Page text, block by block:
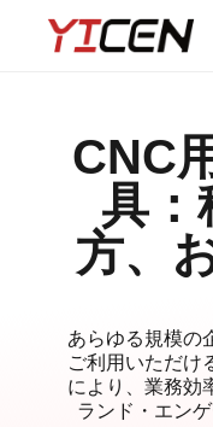
CNC
具：
方、
あらゆる規模の
ご利用いただけ
により、業務効
ランド・エン